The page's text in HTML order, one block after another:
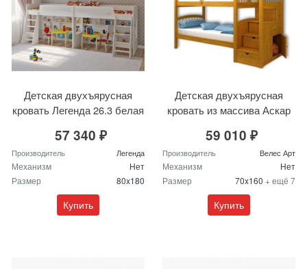
Детская двухъярусная
кровать Легенда 26.3 белая
57 340 ₽
Производитель Легенда
Механизм
Нет
Размер
80x180
Купить
Детская двухъярусная
кровать из массива Аскар
59 010 ₽
Производитель Велес Арт
Механизм
Нет
Размер
70x160 + ещё 7
Купить